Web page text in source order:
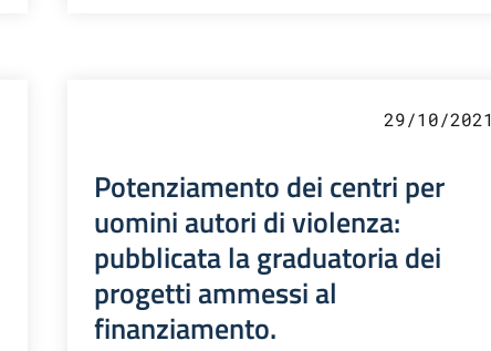
29/10/2021
Potenziamento dei centri per
uomini autori di violenza:
pubblicata la graduatoria dei
progetti ammessi al
finanziamento.